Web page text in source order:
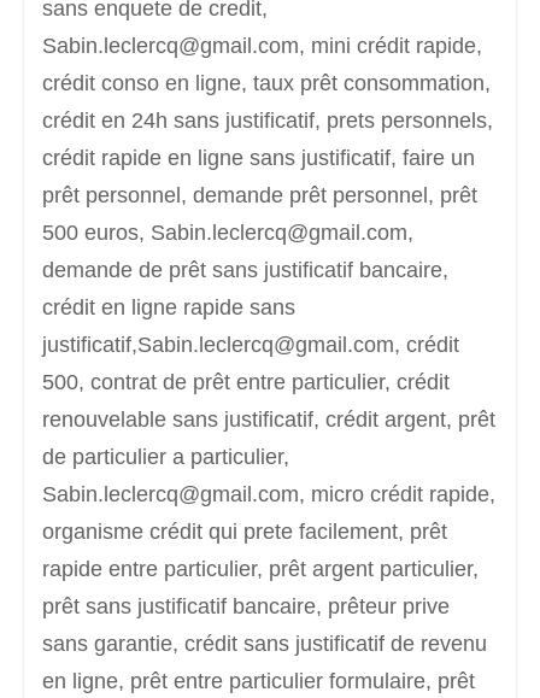
sans enquete de credit,
Sabin.leclercq@gmail.com, mini crédit rapide,
crédit conso en ligne, taux prêt consommation,
crédit en 24h sans justificatif, prets personnels,
crédit rapide en ligne sans justificatif, faire un
prêt personnel, demande prêt personnel, prêt
500 euros, Sabin.leclercq@gmail.com,
demande de prêt sans justificatif bancaire,
crédit en ligne rapide sans
justificatif,Sabin.leclercq@gmail.com, crédit
500, contrat de prêt entre particulier, crédit
renouvelable sans justificatif, crédit argent, prêt
de particulier a particulier,
Sabin.leclercq@gmail.com, micro crédit rapide,
organisme crédit qui prete facilement, prêt
rapide entre particulier, prêt argent particulier,
prêt sans justificatif bancaire, prêteur prive
sans garantie, crédit sans justificatif de revenu
en ligne, prêt entre particulier formulaire, prêt